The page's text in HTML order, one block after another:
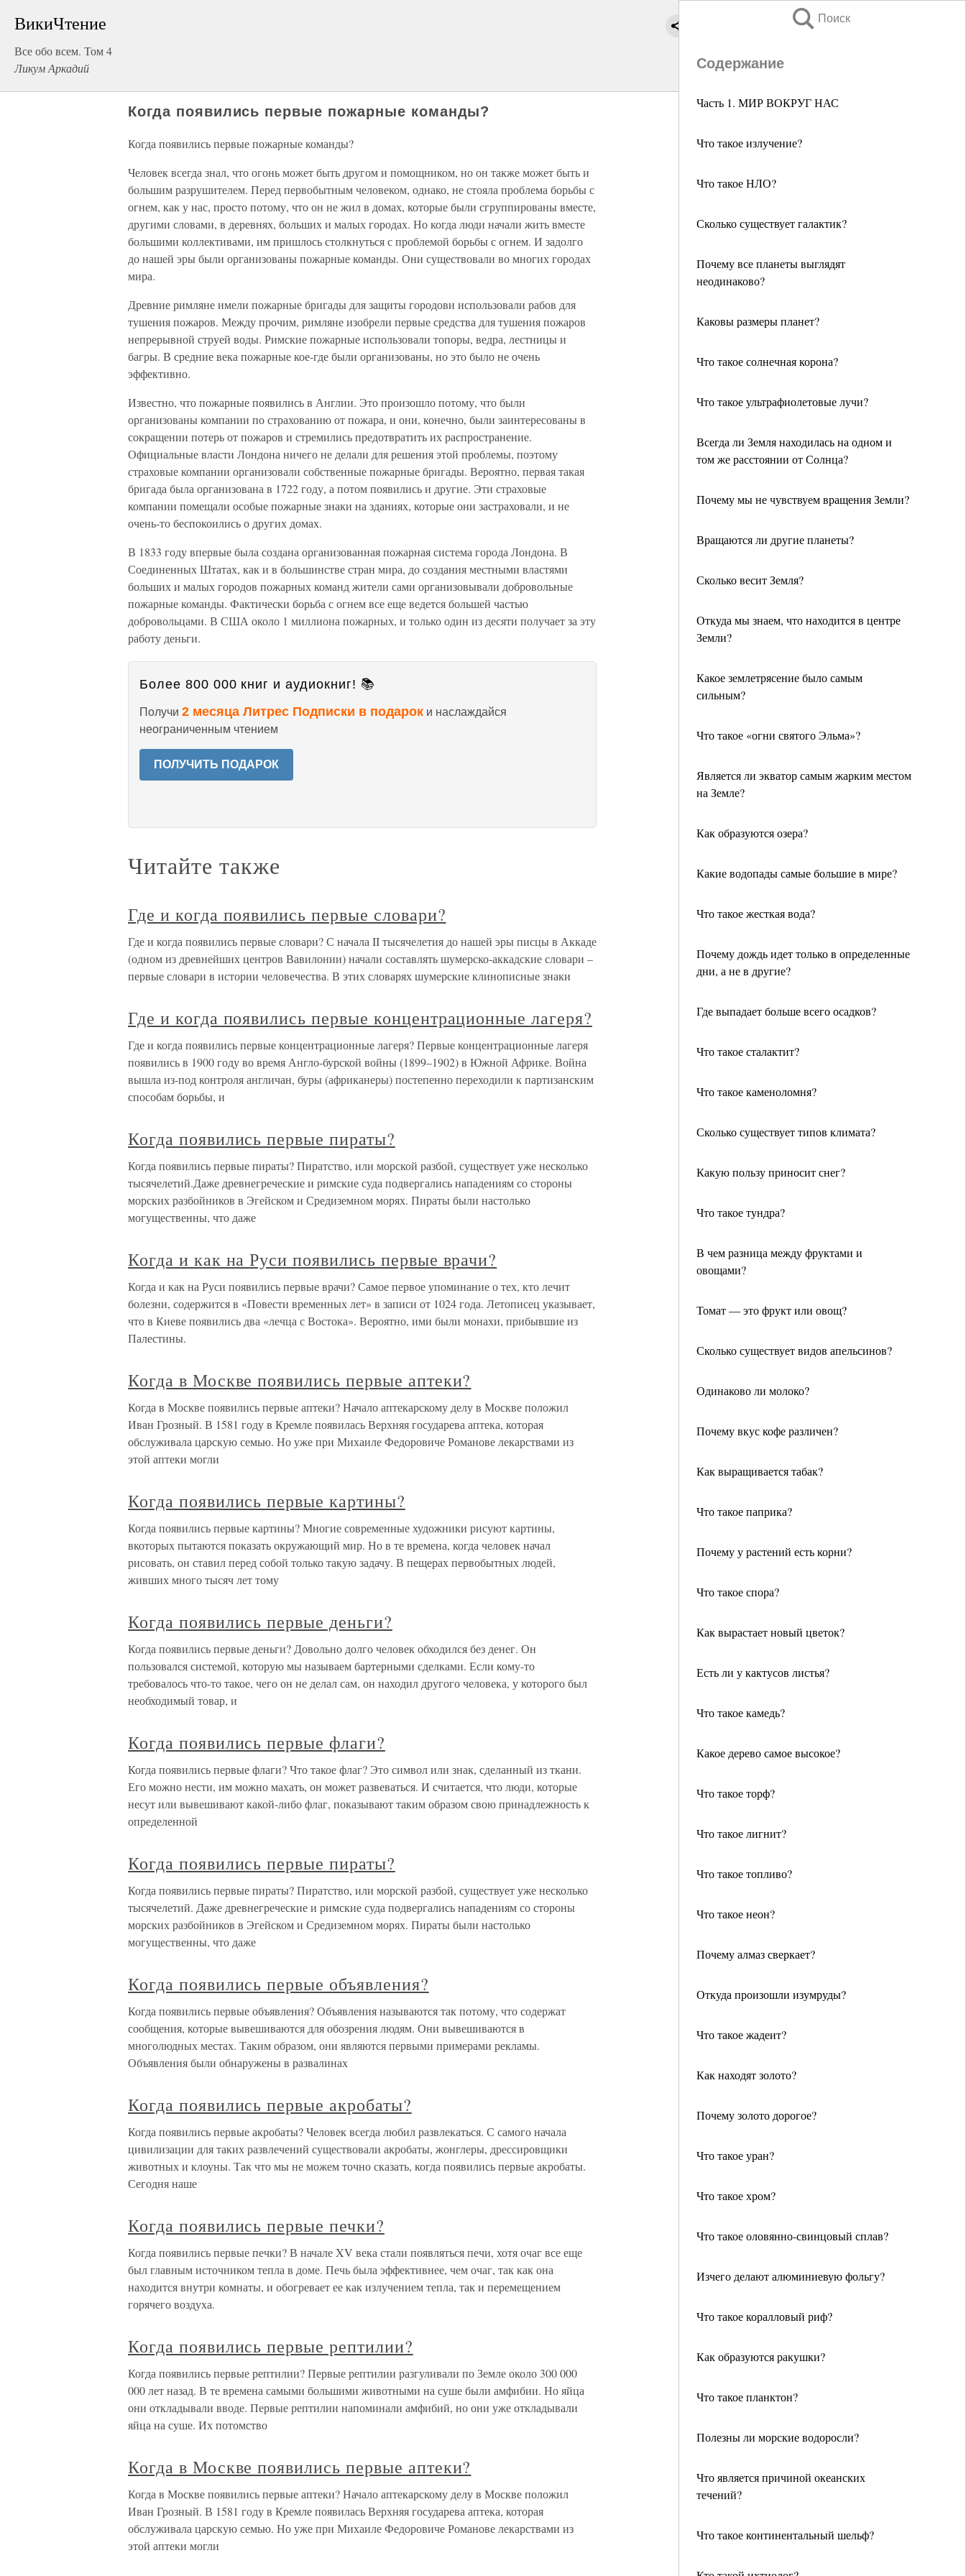
ВикиЧтение
Все обо всем. Том 4
Ликум Аркадий
Поиск
Содержание
Часть 1. МИР ВОКРУГ НАС
Что такое излучение?
Что такое НЛО?
Сколько существует галактик?
Почему все планеты выглядят
неодинаково?
Каковы размеры планет?
Что такое солнечная корона?
Что такое ультрафиолетовые лучи?
Всегда ли Земля находилась на одном и
том же расстоянии от Солнца?
Почему мы не чувствуем вращения Земли?
Вращаются ли другие планеты?
Сколько весит Земля?
Откуда мы знаем, что находится в центре
Земли?
Какое землетрясение было самым
сильным?
Что такое «огни святого Эльма»?
Является ли экватор самым жарким местом
на Земле?
Как образуются озера?
Какие водопады самые большие в мире?
Что такое жесткая вода?
Почему дождь идет только в определенные
дни, а не в другие?
Где выпадает больше всего осадков?
Что такое сталактит?
Что такое каменоломня?
Сколько существует типов климата?
Какую пользу приносит снег?
Что такое тундра?
В чем разница между фруктами и
овощами?
Томат — это фрукт или овощ?
Сколько существует видов апельсинов?
Одинаково ли молоко?
Почему вкус кофе различен?
Как выращивается табак?
Что такое паприка?
Почему у растений есть корни?
Что такое спора?
Как вырастает новый цветок?
Есть ли у кактусов листья?
Что такое камедь?
Какое дерево самое высокое?
Что такое торф?
Что такое лигнит?
Что такое топливо?
Что такое неон?
Почему алмаз сверкает?
Откуда произошли изумруды?
Что такое жадеит?
Как находят золото?
Почему золото дорогое?
Что такое уран?
Что такое хром?
Что такое оловянно-свинцовый сплав?
Изчего делают алюминиевую фольгу?
Что такое коралловый риф?
Как образуются ракушки?
Что такое планктон?
Полезны ли морские водоросли?
Что является причиной океанских
течений?
Что такое континентальный шельф?
Когда появились первые пожарные команды?
Когда появились первые пожарные команды?
Человек всегда знал, что огонь может быть другом и помощником, но он также может быть и
большим разрушителем. Перед первобытным человеком, однако, не стояла проблема борьбы с
огнем, как у нас, просто потому, что он не жил в домах, которые были сгруппированы вместе,
другими словами, в деревнях, больших и малых городах. Но когда люди начали жить вместе
большими коллективами, им пришлось столкнуться с проблемой борьбы с огнем. И задолго
до нашей эры были организованы пожарные команды. Они существовали во многих городах
мира.
Древние римляне имели пожарные бригады для защиты городови использовали рабов для
тушения пожаров. Между прочим, римляне изобрели первые средства для тушения пожаров
непрерывной струей воды. Римские пожарные использовали топоры, ведра, лестницы и
багры. В средние века пожарные кое-где были организованы, но это было не очень
эффективно.
Известно, что пожарные появились в Англии. Это произошло потому, что были
организованы компании по страхованию от пожара, и они, конечно, были заинтересованы в
сокращении потерь от пожаров и стремились предотвратить их распространение.
Официальные власти Лондона ничего не делали для решения этой проблемы, поэтому
страховые компании организовали собственные пожарные бригады. Вероятно, первая такая
бригада была организована в 1722 году, а потом появились и другие. Эти страховые
компании помещали особые пожарные знаки на зданиях, которые они застраховали, и не
очень-то беспокоились о других домах.
В 1833 году впервые была создана организованная пожарная система города Лондона. В
Соединенных Штатах, как и в большинстве стран мира, до создания местными властями
больших и малых городов пожарных команд жители сами организовывали добровольные
пожарные команды. Фактически борьба с огнем все еще ведется большей частью
добровольцами. В США около 1 миллиона пожарных, и только один из десяти получает за эту
работу деньги.
Более 800 000 книг и аудиокниг! 📚
Получи 2 месяца Литрес Подписки в подарок и наслаждайся
неограниченным чтением
ПОЛУЧИТЬ ПОДАРОК
Читайте также
Где и когда появились первые словари?
Где и когда появились первые словари? С начала II тысячелетия до нашей эры писцы в Аккаде
(одном из древнейших центров Вавилонии) начали составлять шумерско-аккадские словари –
первые словари в истории человечества. В этих словарях шумерские клинописные знаки
Где и когда появились первые концентрационные лагеря?
Где и когда появились первые концентрационные лагеря? Первые концентрационные лагеря
появились в 1900 году во время Англо-бурской войны (1899–1902) в Южной Африке. Война
вышла из-под контроля англичан, буры (африканеры) постепенно переходили к партизанским
способам борьбы, и
Когда появились первые пираты?
Когда появились первые пираты? Пиратство, или морской разбой, существует уже несколько
тысячелетий.Даже древнегреческие и римские суда подвергались нападениям со стороны
морских разбойников в Эгейском и Средиземном морях. Пираты были настолько
могущественны, что даже
Когда и как на Руси появились первые врачи?
Когда и как на Руси появились первые врачи? Самое первое упоминание о тех, кто лечит
болезни, содержится в «Повести временных лет» в записи от 1024 года. Летописец указывает,
что в Киеве появились два «лечца с Востока». Вероятно, ими были монахи, прибывшие из
Палестины.
Когда в Москве появились первые аптеки?
Когда в Москве появились первые аптеки? Начало аптекарскому делу в Москве положил
Иван Грозный. В 1581 году в Кремле появилась Верхняя государева аптека, которая
обслуживала царскую семью. Но уже при Михаиле Федоровиче Романове лекарствами из
этой аптеки могли
Когда появились первые картины?
Когда появились первые картины? Многие современные художники рисуют картины,
вкоторых пытаются показать окружающий мир. Но в те времена, когда человек начал
рисовать, он ставил перед собой только такую задачу. В пещерах первобытных людей,
живших много тысяч лет тому
Когда появились первые деньги?
Когда появились первые деньги? Довольно долго человек обходился без денег. Он
пользовался системой, которую мы называем бартерными сделками. Если кому-то
требовалось что-то такое, чего он не делал сам, он находил другого человека, у которого был
необходимый товар, и
Когда появились первые флаги?
Когда появились первые флаги? Что такое флаг? Это символ или знак, сделанный из ткани.
Его можно нести, им можно махать, он может развеваться. И считается, что люди, которые
несут или вывешивают какой-либо флаг, показывают таким образом свою принадлежность к
определенной
Когда появились первые пираты?
Когда появились первые пираты? Пиратство, или морской разбой, существует уже несколько
тысячелетий. Даже древнегреческие и римские суда подвергались нападениям со стороны
морских разбойников в Эгейском и Средиземном морях. Пираты были настолько
могущественны, что даже
Когда появились первые объявления?
Когда появились первые объявления? Объявления называются так потому, что содержат
сообщения, которые вывешиваются для обозрения людям. Они вывешиваются в
многолюдных местах. Таким образом, они являются первыми примерами рекламы.
Объявления были обнаружены в развалинах
Когда появились первые акробаты?
Когда появились первые акробаты? Человек всегда любил развлекаться. С самого начала
цивилизации для таких развлечений существовали акробаты, жонглеры, дрессировщики
животных и клоуны. Так что мы не можем точно сказать, когда появились первые акробаты.
Сегодня наше
Когда появились первые печки?
Когда появились первые печки? В начале XV века стали появляться печи, хотя очаг все еще
был главным источником тепла в доме. Печь была эффективнее, чем очаг, так как она
находится внутри комнаты, и обогревает ее как излучением тепла, так и перемещением
горячего воздуха.
Когда появились первые рептилии?
Когда появились первые рептилии? Первые рептилии разгуливали по Земле около 300 000
000 лет назад. В те времена самыми большими животными на суше были амфибии. Но яйца
они откладывали вводе. Первые рептилии напоминали амфибий, но они уже откладывали
яйца на суше. Их потомство
Когда в Москве появились первые аптеки?
Когда в Москве появились первые аптеки? Начало аптекарскому делу в Москве положил
Иван Грозный. В 1581 году в Кремле появилась Верхняя государева аптека, которая
обслуживала царскую семью. Но уже при Михаиле Федоровиче Романове лекарствами из
этой аптеки могли